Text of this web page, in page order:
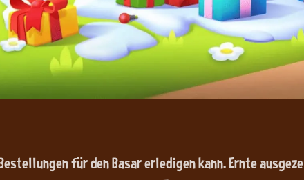
für den Basar erledigen kann. Ernte